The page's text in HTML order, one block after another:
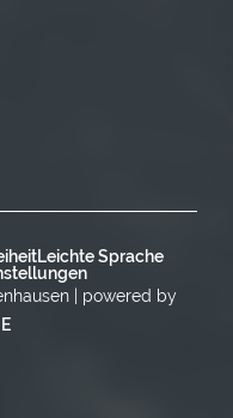
Uhr
Leichte Sprache
| powered by